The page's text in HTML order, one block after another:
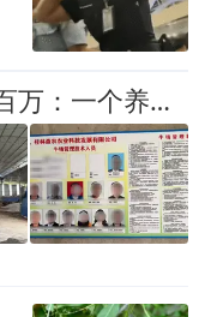
从“零风险零投入”到负债百万：一个养牛项目崩盘后，谁该为农户的贷款买单丨红星调查